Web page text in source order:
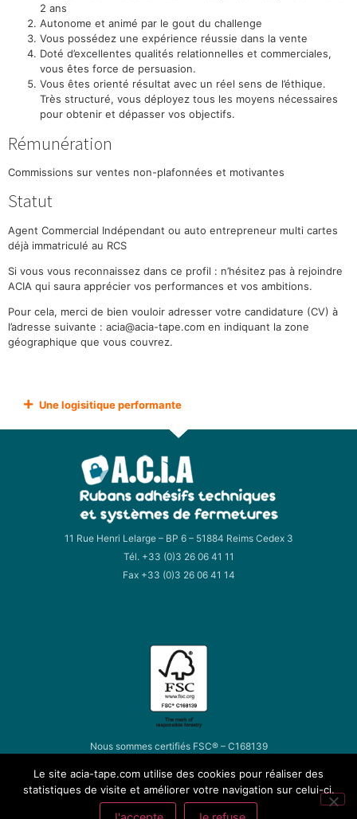
2 ans
Autonome et animé par le gout du challenge
Vous possédez une expérience réussie dans la vente
Doté d’excellentes qualités relationnelles et commerciales,
vous êtes force de persuasion.
Vous êtes orienté résultat avec un réel sens de l’éthique.
Très structuré, vous déployez tous les moyens nécessaires
pour obtenir et dépasser vos objectifs.
Rémunération
Commissions sur ventes non-plafonnées et motivantes
Statut
Agent Commercial Indépendant ou auto entrepreneur multi cartes
déjà immatriculé au RCS
Si vous vous reconnaissez dans ce profil : n’hésitez pas à rejoindre
ACIA qui saura apprécier vos performances et vos ambitions.
Pour cela, merci de bien vouloir adresser votre candidature (CV) à
l’adresse suivante : acia@acia-tape.com en indiquant la zone
géographique que vous couvrez.
Une logisitique performante
11 Rue Henri Lelarge – BP 6 – 51884 Reims Cedex 3
Tél. +33 (0)3 26 06 41 11
Fax +33 (0)3 26 06 41 14
Nous sommes certifiés FSC® – C168139
©2026 ACIA-TAPE
Le site acia-tape.com utilise des cookies pour réaliser des
statistiques de visite et améliorer votre navigation sur celui-ci.